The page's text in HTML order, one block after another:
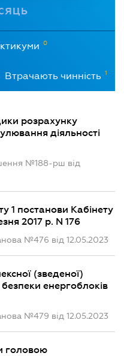
0
Втрачають чинність 1
розрахунку
діяльності
№188-рш від
1 постанови Кабінету
2017 р. N 176
№476 від 12.05.2023
(зведеної)
енергоблоків
№479 від 12.05.2023
головою